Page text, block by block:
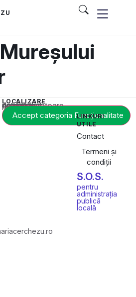
LOCALIZARE
Acest conținut este blocat până când acceptați categoria corespunzătoare de cookie-uri.
Accept categoria Funcționalitate
LINKURI
UTILE
Contact
Termeni și
condiții
S.O.S.
pentru
administrația
publică
locală